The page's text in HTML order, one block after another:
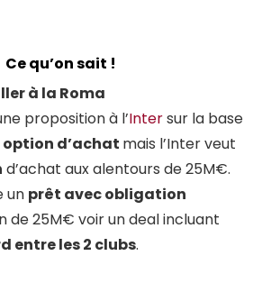
Ce qu’on sait !
à la Roma
proposition à l’Intersur la base
d’achat mais l’Inter veut
d’achat aux alentours de 25M€.
un prêt avec obligation
de 25M€ voir un deal incluant
entre les 2 clubs.